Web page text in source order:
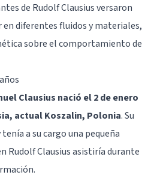
de Rudolf Clausius versaron
diferentes fluidos y materiales,
sobre el comportamiento de
Clausius nació el 2 de enero
actual Koszalin, Polonia. Su
a su cargo una pequeña
Rudolf Clausius asistiría durante